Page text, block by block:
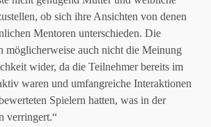
ob sich ihre Ansichten von denen
Mentoren unterschieden. Die
möglicherweise auch nicht die Meinung
wider, da die Teilnehmer bereits im
waren und umfangreiche Interaktionen
Spielern hatten, was in der
verringert.“